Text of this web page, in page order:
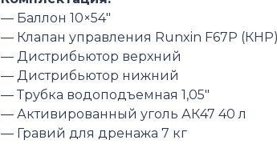
— Баллон 10×54″
— Клапан управления Runxin F67P (КНР)
— Дистрибьютор верхний
— Дистрибьютор нижний
— Трубка водоподъемная 1,05″
— Активированный уголь АК47 40л
— Гравий для дренажа 7 кг